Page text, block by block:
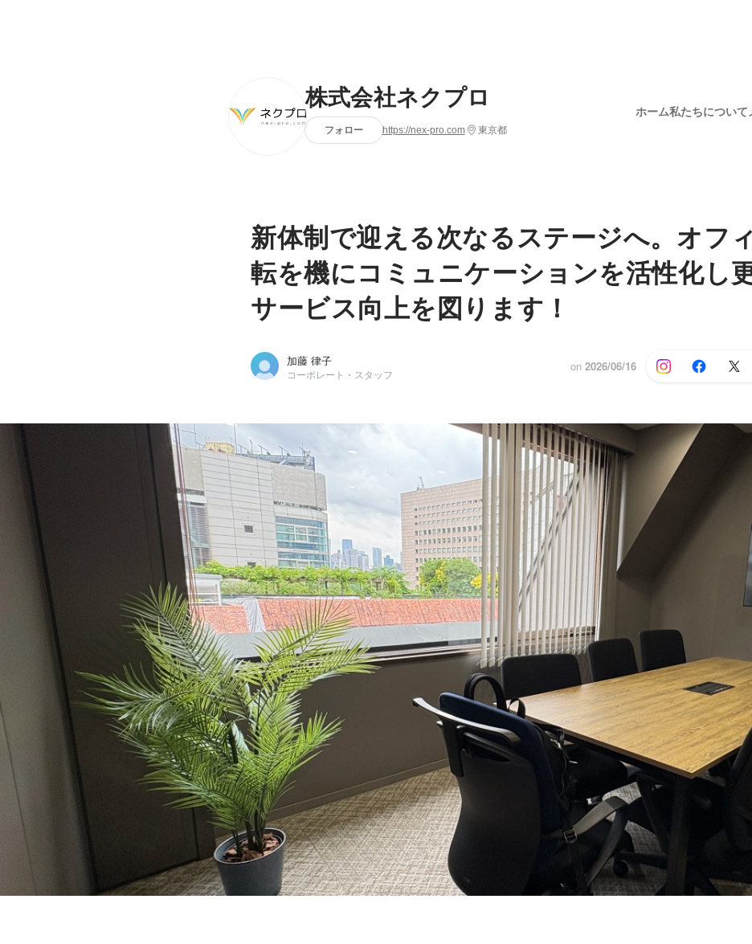
株式会社ネクプロ
フォロー https://nex-pro.com 東京都
ホーム私たちについて
新体制で迎える次なるステージへ。オフ
転を機にコミュニケーションを活性化し
サービス向上を図ります！
加藤 律子
コーポレート・スタッフ
on 2026/06/16
加藤 律子
株式会社ネクプロ / コーポレート・スタッフ